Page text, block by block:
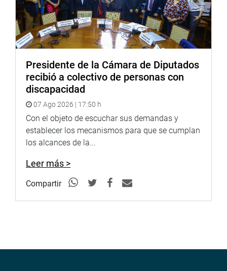
Presidente de la Cámara de Diputados
recibió a colectivo de personas con
discapacidad
07 Ago 2026 | 17:50 h
Con el objeto de escuchar sus demandas y
establecer los mecanismos para que se cumplan
los alcances de la...
Leer más >
Compartir